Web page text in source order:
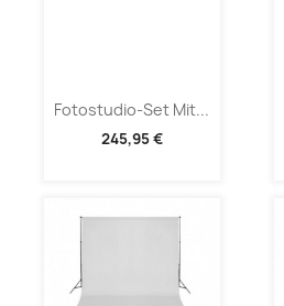
Fotostudio-Set Mit...
245,95 €